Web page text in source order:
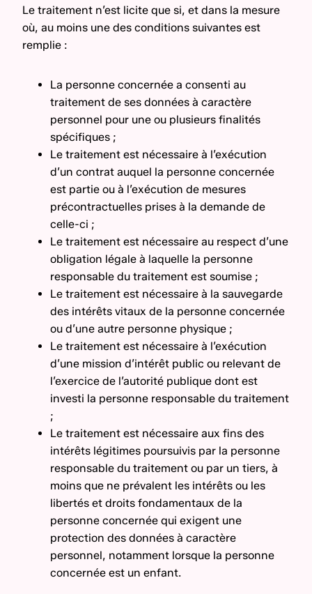
Le traitement n’est licite que si, et dans la mesure
où, au moins une des conditions suivantes est
remplie :
La personne concernée a consenti au
traitement de ses données à caractère
personnel pour une ou plusieurs finalités
spécifiques ;
Le traitement est nécessaire à l’exécution
d’un contrat auquel la personne concernée
est partie ou à l’exécution de mesures
précontractuelles prises à la demande de
celle-ci ;
Le traitement est nécessaire au respect d’une
obligation légale à laquelle la personne
responsable du traitement est soumise ;
Le traitement est nécessaire à la sauvegarde
des intérêts vitaux de la personne concernée
ou d’une autre personne physique ;
Le traitement est nécessaire à l’exécution
d’une mission d’intérêt public ou relevant de
l’exercice de l’autorité publique dont est
investi la personne responsable du traitement
;
Le traitement est nécessaire aux fins des
intérêts légitimes poursuivis par la personne
responsable du traitement ou par un tiers, à
moins que ne prévalent les intérêts ou les
libertés et droits fondamentaux de la
personne concernée qui exigent une
protection des données à caractère
personnel, notamment lorsque la personne
concernée est un enfant.